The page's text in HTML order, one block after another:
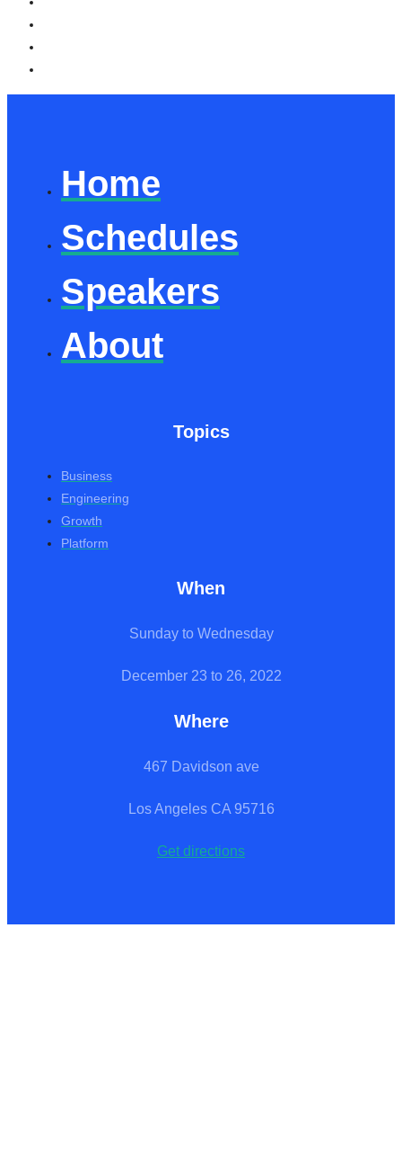
Home
Schedules
Speakers
About
Topics
Business
Engineering
Growth
Platform
When
Sunday to Wednesday
December 23 to 26, 2022
Where
467 Davidson ave
Los Angeles CA 95716
Get directions